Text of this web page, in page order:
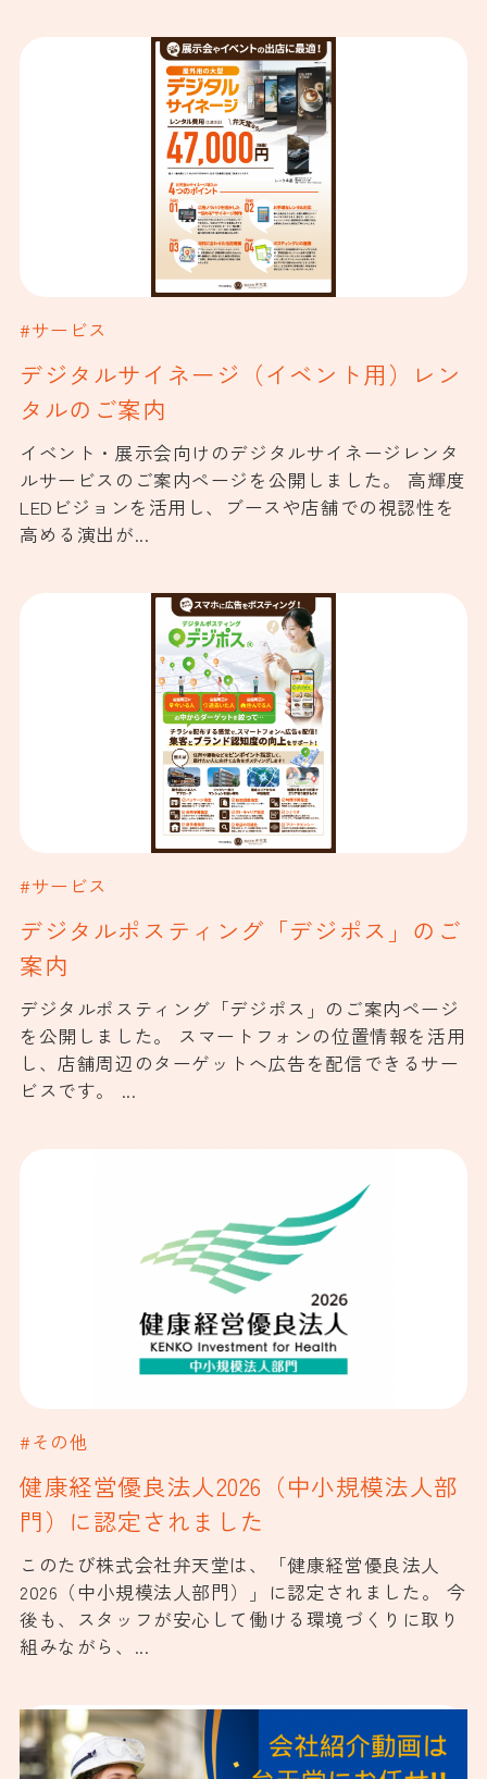
#サービス
デジタルサイネージ（イベント用）レン
タルのご案内
イベント・展示会向けのデジタルサイネージレンタ
ルサービスのご案内ページを公開しました。 高輝度
LEDビジョンを活用し、ブースや店舗での視認性を
高める演出が...
#サービス
デジタルポスティング「デジポス」のご
案内
デジタルポスティング「デジポス」のご案内ページ
を公開しました。 スマートフォンの位置情報を活用
し、店舗周辺のターゲットへ広告を配信できるサー
ビスです。 ...
#その他
健康経営優良法人2026（中小規模法人部
門）に認定されました
このたび株式会社弁天堂は、「健康経営優良法人
2026（中小規模法人部門）」に認定されました。 今
後も、スタッフが安心して働ける環境づくりに取り
組みながら、...